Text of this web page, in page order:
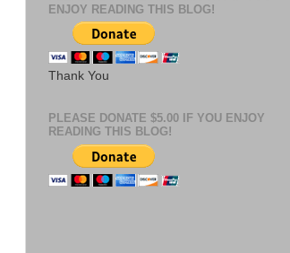
ENJOY READING THIS BLOG!
Thank You
PLEASE DONATE $5.00 IF YOU ENJOY
READING THIS BLOG!